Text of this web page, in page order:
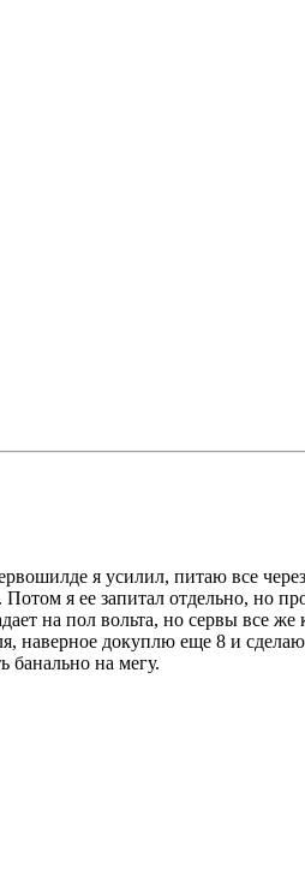
я усилил, питаю все
я ее запитал отдельно, но
на пол вольта, но сервы все же
наверное докуплю еще 8 и
банально на мегу.